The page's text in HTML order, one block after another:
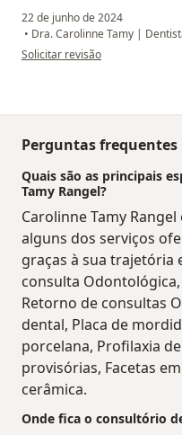
22 de junho de 2024
• Dra. Carolinne Tamy |
na opinião do utilizador Fellipe
Solicitar revisão
Perguntas frequentes
Quais são as principais
Tamy Rangel?
Carolinne Tamy
alguns dos serviços
graças à sua trajetória
consulta
Retorno de consultas
dental, Placa de
porcelana, Profilaxia
provisórias, Facetas
cerâmica.
Onde fica o consultório